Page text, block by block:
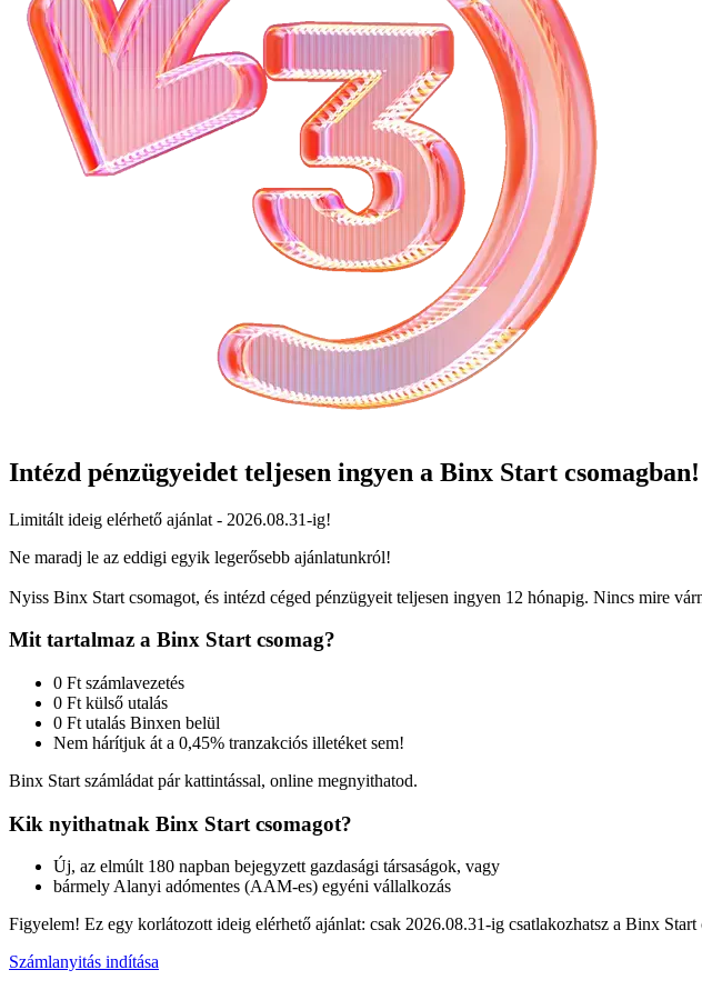
Intézd pénzügyeidet teljesen ingyen a Binx Start csomagban!
Limitált ideig elérhető ajánlat - 2026.08.31-ig!
Ne maradj le az eddigi egyik legerősebb ajánlatunkról!
Nyiss Binx Start csomagot, és intézd céged pénzügyeit teljesen ingyen 12 hónapig. Nincs mire
Mit tartalmaz a Binx Start csomag?
0 Ft számlavezetés
0 Ft külső utalás
0 Ft utalás Binxen belül
Nem hárítjuk át a 0,45% tranzakciós illetéket sem!
Binx Start számládat pár kattintással, online megnyithatod.
Kik nyithatnak Binx Start csomagot?
Új, az elmúlt 180 napban bejegyzett gazdasági társaságok, vagy
bármely Alanyi adómentes (AAM-es) egyéni vállalkozás
Figyelem! Ez egy korlátozott ideig elérhető ajánlat: csak 2026.08.31-ig csatlakozhatsz a Binx Start
Számlanyitás indítása